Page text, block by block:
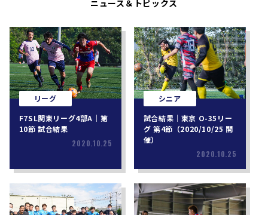
ニュース＆トピックス
リーグ
F7SL関東リーグ4部A｜第
10節 試合結果
2020.10.25
シニア
試合結果｜東京 O-35リー
グ 第4節（2020/10/25 開
催）
2020.10.25